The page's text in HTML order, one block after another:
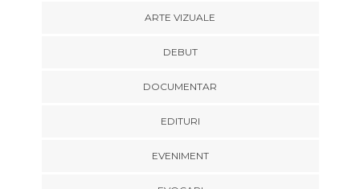
ARTE VIZUALE
DEBUT
DOCUMENTAR
EDITURI
EVENIMENT